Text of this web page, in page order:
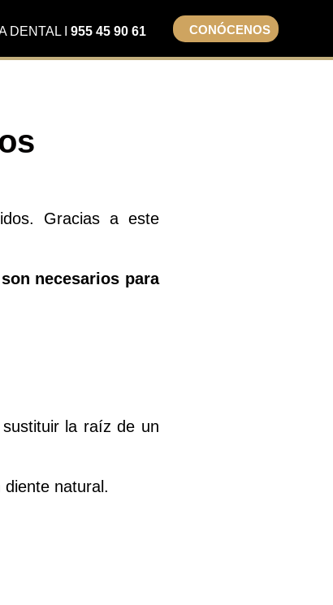
DENTAL I 955 45 90 61 CONÓCENOS
Gracias a este
necesarios para
la raíz de un
natural.